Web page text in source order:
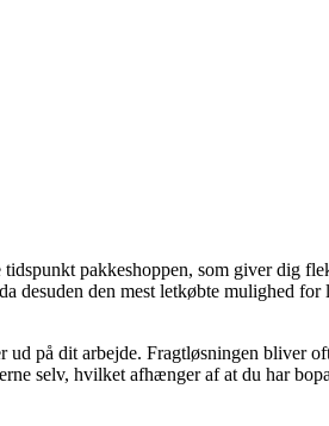
pakkeshoppen, som giver dig
desuden den mest letkøbte mulighed
på dit arbejde. Fragtløsningen bliver
selv, hvilket afhænger af at du har